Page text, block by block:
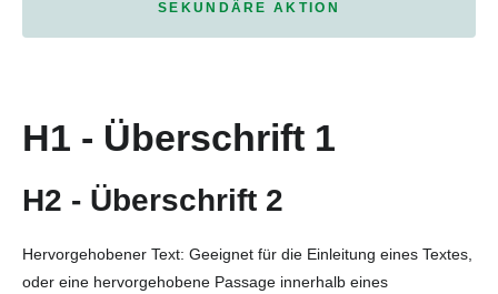
SEKUNDÄRE AKTION
H1 - Überschrift 1
H2 - Überschrift 2
Hervorgehobener Text: Geeignet für die Einleitung eines Textes,
oder eine hervorgehobene Passage innerhalb eines